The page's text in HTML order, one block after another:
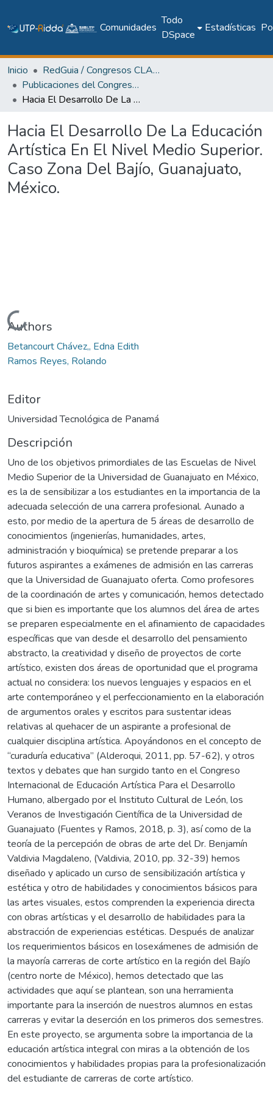
Comunidades
Todo
DSpace
Estadísticas
Inicio
RedGuia / Congresos CLABES
Publicaciones del Congreso Internacional CLABES
Hacia El Desarrollo De La Educación Artística En El Nivel Medio Superior. Caso Zona Del Bajío, Guanajuato, México.
Hacia El Desarrollo De La Educación
Artística En El Nivel Medio Superior.
Caso Zona Del Bajío, Guanajuato,
México.
Cargando...
Authors
Betancourt Chávez,, Edna Edith
Ramos Reyes, Rolando
Editor
Universidad Tecnológica de Panamá
Descripción
Uno de los objetivos primordiales de las Escuelas de Nivel
Medio Superior de la Universidad de Guanajuato en México,
es la de sensibilizar a los estudiantes en la importancia de la
adecuada selección de una carrera profesional. Aunado a
esto, por medio de la apertura de 5 áreas de desarrollo de
conocimientos (ingenierías, humanidades, artes,
administración y bioquímica) se pretende preparar a los
futuros aspirantes a exámenes de admisión en las carreras
que la Universidad de Guanajuato oferta. Como profesores
de la coordinación de artes y comunicación, hemos detectado
que si bien es importante que los alumnos del área de artes
se preparen especialmente en el afinamiento de capacidades
específicas que van desde el desarrollo del pensamiento
abstracto, la creatividad y diseño de proyectos de corte
artístico, existen dos áreas de oportunidad que el programa
actual no considera: los nuevos lenguajes y espacios en el
arte contemporáneo y el perfeccionamiento en la elaboración
de argumentos orales y escritos para sustentar ideas
relativas al quehacer de un aspirante a profesional de
cualquier disciplina artística. Apoyándonos en el concepto de
“curaduría educativa” (Alderoqui, 2011, pp. 57-62), y otros
textos y debates que han surgido tanto en el Congreso
Internacional de Educación Artística Para el Desarrollo
Humano, albergado por el Instituto Cultural de León, los
Veranos de Investigación Científica de la Universidad de
Guanajuato (Fuentes y Ramos, 2018, p. 3), así como de la
teoría de la percepción de obras de arte del Dr. Benjamín
Valdivia Magdaleno, (Valdivia, 2010, pp. 32-39) hemos
diseñado y aplicado un curso de sensibilización artística y
estética y otro de habilidades y conocimientos básicos para
las artes visuales, estos comprenden la experiencia directa
con obras artísticas y el desarrollo de habilidades para la
abstracción de experiencias estéticas. Después de analizar
los requerimientos básicos en losexámenes de admisión de
la mayoría carreras de corte artístico en la región del Bajío
(centro norte de México), hemos detectado que las
actividades que aquí se plantean, son una herramienta
importante para la inserción de nuestros alumnos en estas
carreras y evitar la deserción en los primeros dos semestres.
En este proyecto, se argumenta sobre la importancia de la
educación artística integral con miras a la obtención de los
conocimientos y habilidades propias para la profesionalización
del estudiante de carreras de corte artístico.